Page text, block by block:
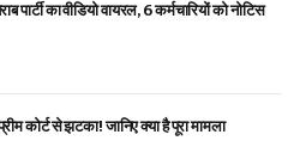
पार्टी का वीडियो वायरल, 6 कर्मचारियों को नोटिस
कोर्ट से झटका! जानिए क्या है पूरा मामला